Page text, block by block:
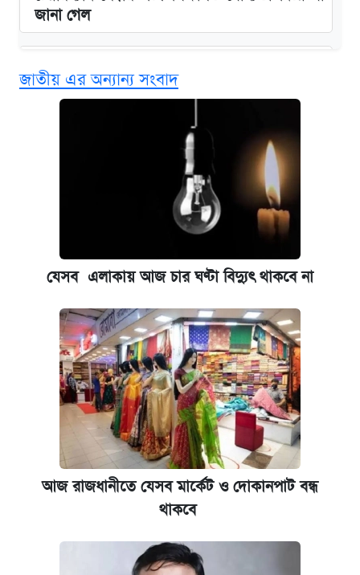
জানা গেল
ভাতা
জুলাই স্মৃতি জাদুঘরে যেতে টিকিট কাটবেন যেভাবে
দেশের বাজারে ফের বেড়েছে সোনার দাম
ঢাবির সূর্যসেন হলে সমকামিতার অভিযোগে দুইজন
‘গুলশানের চামেলি’ তে যৌনকর্মীর দালাল অ্যাডলফ
আজ শুক্রবার রাজধানীর যেসব মার্কেট-দোকানপাট
নবম পে স্কেল বাস্তবায়ন চূড়ান্ত পর্যায়ে, যা জানালেন
অর্থমন্ত্রী
যুক্তরাষ্ট্র থেকে আরও ২৩ বাংলাদেশিকে দেশে
ফেরত পাঠানো হলো
জাতীয় এর অন্যান্য সংবাদ
যেসব এলাকায় আজ চার ঘণ্টা বিদ্যুৎ থাকবে না
আজ রাজধানীতে যেসব মার্কেট ও দোকানপাট বন্ধ
থাকবে